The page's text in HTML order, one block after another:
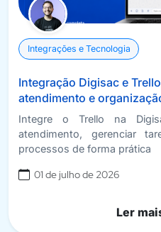
Integrações e Tecnologia
Integração Digisac e
atendimento e
Integre o Trello na
atendimento, gerenciar
processos de forma prática
01 de julho de 2026
Ler